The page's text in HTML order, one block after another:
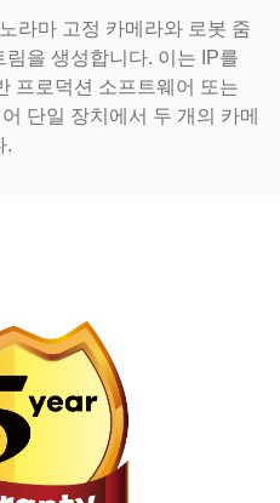
라마 고정 카메라와 로봇 줌
을 생성합니다. 이는 IP를
프로덕션 소프트웨어 또는
단일 장치에서 두 개의 카메
.